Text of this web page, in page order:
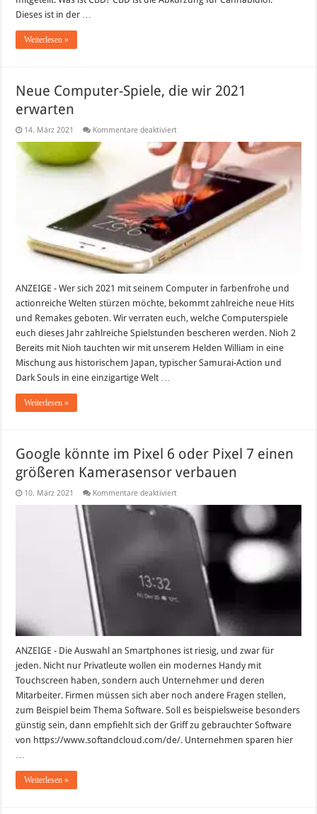
Dieses ist in der …
Weiterlesen »
Neue Computer-Spiele, die wir 2021
erwarten
14. März 2021 Kommentare deaktiviertfür
Computer-
Spiele,
die
wir
2021
erwarten
ANZEIGE - Wer sich 2021 mit seinem Computer in farbenfrohe und
actionreiche Welten stürzen möchte, bekommt zahlreiche neue Hits
und Remakes geboten. Wir verraten euch, welche Computerspiele
euch dieses Jahr zahlreiche Spielstunden bescheren werden. Nioh 2
Bereits mit Nioh tauchten wir mit unserem Helden William in eine
Mischung aus historischem Japan, typischer Samurai-Action und
Dark Souls in eine einzigartige Welt …
Weiterlesen »
Google könnte im Pixel 6 oder Pixel 7 einen
größeren Kamerasensor verbauen
10. März 2021 Kommentare deaktiviertfür
könnte
größeren
Kamerasensor
verbauen
ANZEIGE - Die Auswahl an Smartphones ist riesig, und zwar für
jeden. Nicht nur Privatleute wollen ein modernes Handy mit
Touchscreen haben, sondern auch Unternehmer und deren
Mitarbeiter. Firmen müssen sich aber noch andere Fragen stellen,
zum Beispiel beim Thema Software. Soll es beispielsweise besonders
günstig sein, dann empfiehlt sich der Griff zu gebrauchter Software
von https://www.softandcloud.com/de/. Unternehmen sparen hier
…
Weiterlesen »